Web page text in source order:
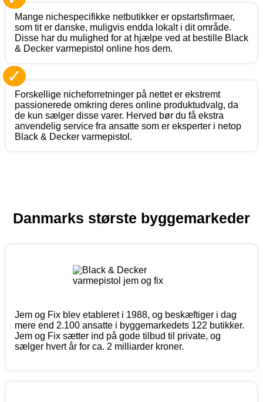
Mange nichespecifikke netbutikker er opstartsfirmaer,
som tit er danske, muligvis endda lokalt i dit område.
Disse har du mulighed for at hjælpe ved at bestille Black
& Decker varmepistol online hos dem.
✓
Forskellige nicheforretninger på nettet er ekstremt
passionerede omkring deres online produktudvalg, da
de kun sælger disse varer. Herved bør du få ekstra
anvendelig service fra ansatte som er eksperter i netop
Black & Decker varmepistol.
Danmarks største byggemarkeder
Jem og Fix blev etableret i 1988, og beskæftiger i dag
mere end 2.100 ansatte i byggemarkedets 122 butikker.
Jem og Fix sætter ind på gode tilbud til private, og
sælger hvert år for ca. 2 milliarder kroner.